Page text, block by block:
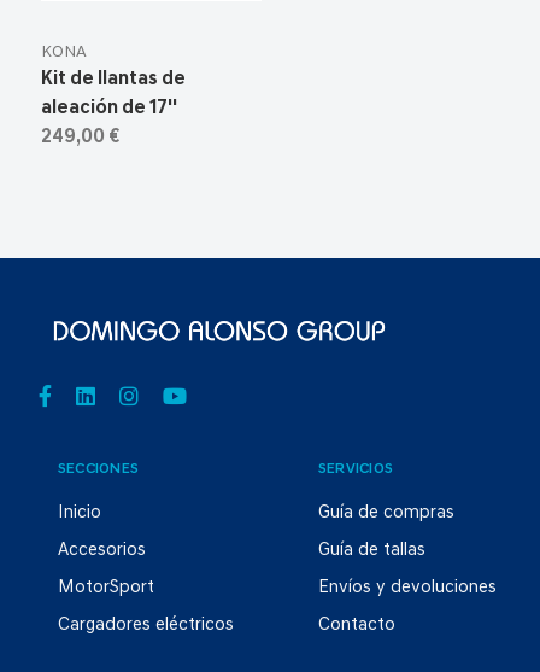
KONA
Kit de llantas de
aleación de 17''
249,00 €
SECCIONES
Inicio
Accesorios
MotorSport
Cargadores eléctricos
SERVICIOS
Guía de compras
Guía de tallas
Envíos y devoluciones
Contacto